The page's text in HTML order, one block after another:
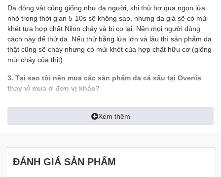
- Da cá sấu là một trong những sản phẩm đắt đỏ bậc nhất hiện
nay. Dẫn đầu trong số 5 nguyên liệu được sử dụng làm sản phẩm
thời trang. Những chiếc ví bóp được làm từ da cá sấu có độđàn
hồi và độ bền rất cao. Càng sử dụng da cá sấu càng mềm mịn
và sáng bóng.
- Việc sở hữu cho mình một chiếc Ví làm từ da cá thật sẽ
giúpbạn trở nên thật sang trọng và đẳng cấp. Bạn như được
lột xác thành một người mới, một
—————————————————————
✅ 100% Sản phẩm đúng chất Da Cá Sấu (được xem hàng khi
thanh toán)
Da động vật cũng giống như da người, khi thử hơ qua ngọn lửa
nhỏ trong thời gian 5-10s sẽ không sao, nhưng da giả sẽ có mùi
khét tựa hợp chất Nilon cháy và bị co lại. Nên mọi người dùng
cách này để thử da. Nếu thử bằng lửa lớn và lâu thì sản phẩm da
thật cũng sẽ cháy nhưng có mùi khét của hợp chất hữu cơ (giống
mùi cháy của thịt).
3. Tại sao tôi nên mua các sản phẩm da cá sấu tại Ovenis
thay vì mua ở đơn vị khác?
- Tất cả hình ảnh đều được Ovenis chụp thật trên tay để khách có
được cái nhìn chính xác nhất về sản phẩm, tránh làm sai lệch tính
thực tế của sản phẩm
- Ship tới không mua không sao
- Mua rồi vẫn đổi trả miễn phí
Xem thêm
ĐÁNH GIÁ SẢN PHẨM